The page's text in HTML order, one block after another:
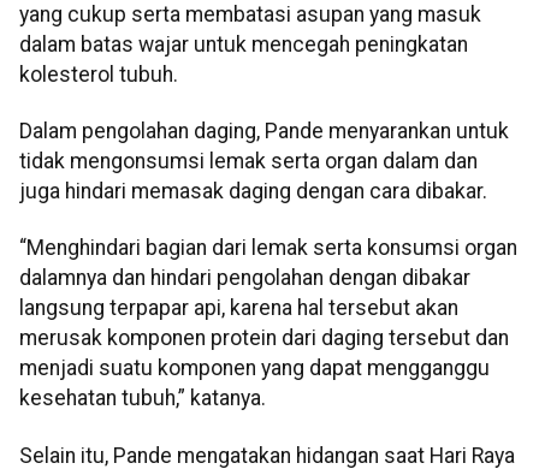
yang cukup serta membatasi asupan yang masuk
dalam batas wajar untuk mencegah peningkatan
kolesterol tubuh.
Dalam pengolahan daging, Pande menyarankan untuk
tidak mengonsumsi lemak serta organ dalam dan
juga hindari memasak daging dengan cara dibakar.
“Menghindari bagian dari lemak serta konsumsi organ
dalamnya dan hindari pengolahan dengan dibakar
langsung terpapar api, karena hal tersebut akan
merusak komponen protein dari daging tersebut dan
menjadi suatu komponen yang dapat mengganggu
kesehatan tubuh,” katanya.
Selain itu, Pande mengatakan hidangan saat Hari Raya